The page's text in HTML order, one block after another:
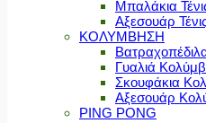
Μπαλάκια
Αξεσουάρ
ΚΟΛΥΜΒΗΣΗ
Γυαλιά
Σκουφάκια
Αξεσουάρ
PING PONG